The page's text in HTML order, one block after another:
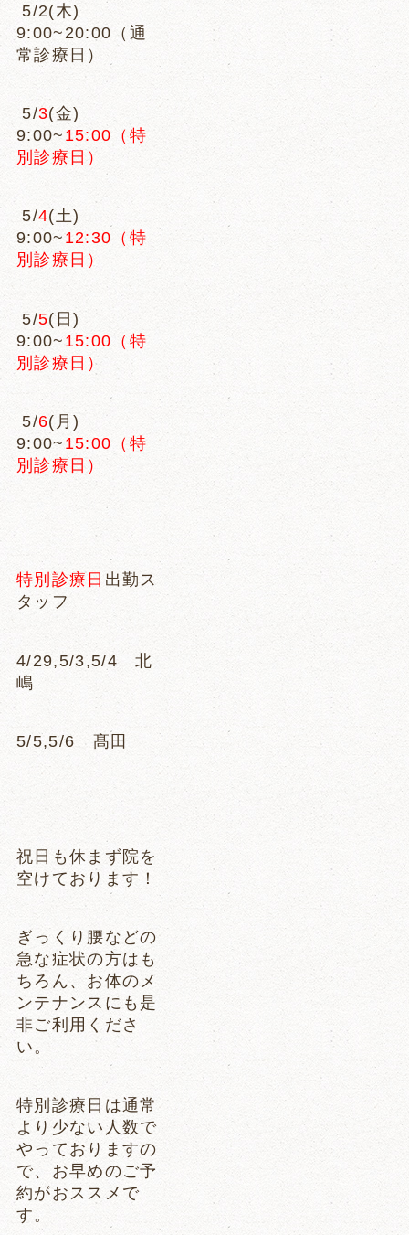
5/2(木)
9:00~20:00（通
常診療日）
5/3(金)
9:00~ 15:00（特
別診療日）
5/4(土)
9:00~ 12:30（特
別診療日）
5/5(日)
9:00~ 15:00（特
別診療日）
5/6(月)
9:00~ 15:00（特
別診療日）
特別診療日 出勤ス
タッフ
4/29,5/3,5/4 北
嶋
5/5,5/6 髙田
祝日も休まず院を
空けております！
ぎっくり腰などの
急な症状の方はも
ちろん、お体のメ
ンテナンスにも是
非ご利用くださ
い。
特別診療日は通常
より少ない人数で
やっておりますの
で、お早めのご予
約がおススメで
す。